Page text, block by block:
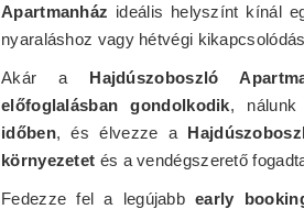
Apartmanház ideális helyszínt kínál
nyaraláshoz vagy hétvégi
Akár a Hajdúszoboszló
előfoglalásban gondolkodik, nálunk
időben, és élvezze a
környezetet és a vendégszerető
Fedezze fel a legújabbearly